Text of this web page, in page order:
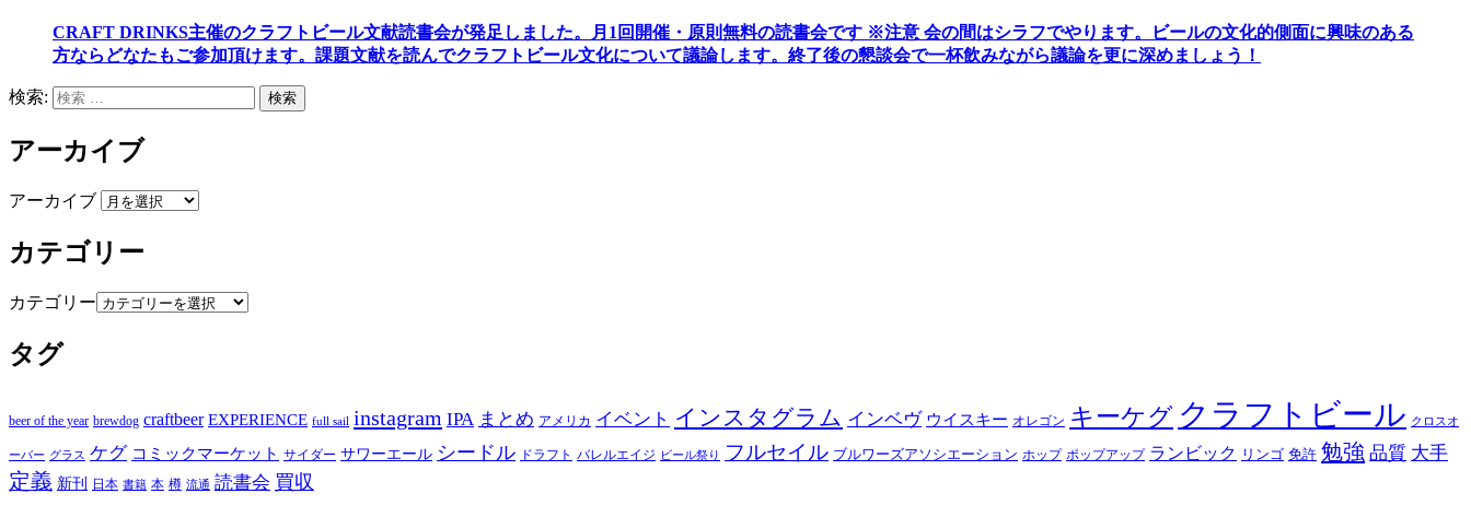
CRAFT DRINKS主催のクラフトビール文献読書会が発足しました。 月1回開催・原則無料の読書会です ※注意 会の間はシラフでやります。
ビールの文化的側面に興味のある
方ならどなたもご参加頂けます。 課題文献を読んでクラフトビール文化について議論します。 終了後の懇談会で一杯飲みながら議論を更に深めましょう！
検索: 検索
アーカイブ
アーカイブ
カテゴリー
カテゴリー
タグ
beer of the year brewdog craftbeer EXPERIENCE full sail instagram IPA まとめ アメリカ イベント インスタグラム インベヴ ウイスキー オレゴン キーケグ クラフトビール クロスオ
ーバー グラス ケグ コミックマーケット サイダー サワーエール シードル ドラフト バレルエイジ ビール祭り フルセイル ブルワーズアソシエーション ホップ ポップアップ ランビック リンゴ 免許 勉強 品質 大手
定義 新刊 日本 書籍 本 樽 流通 読書会 買収